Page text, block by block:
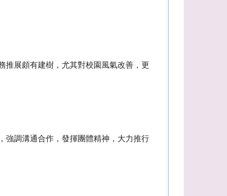
推展頗有建樹，尤其對校園風氣改善，更
強調溝通合作，發揮團體精神，大力推行